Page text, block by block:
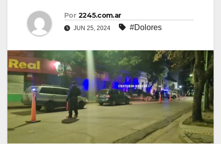
Por 2245.com.ar
JUN 25, 2024 #Dolores